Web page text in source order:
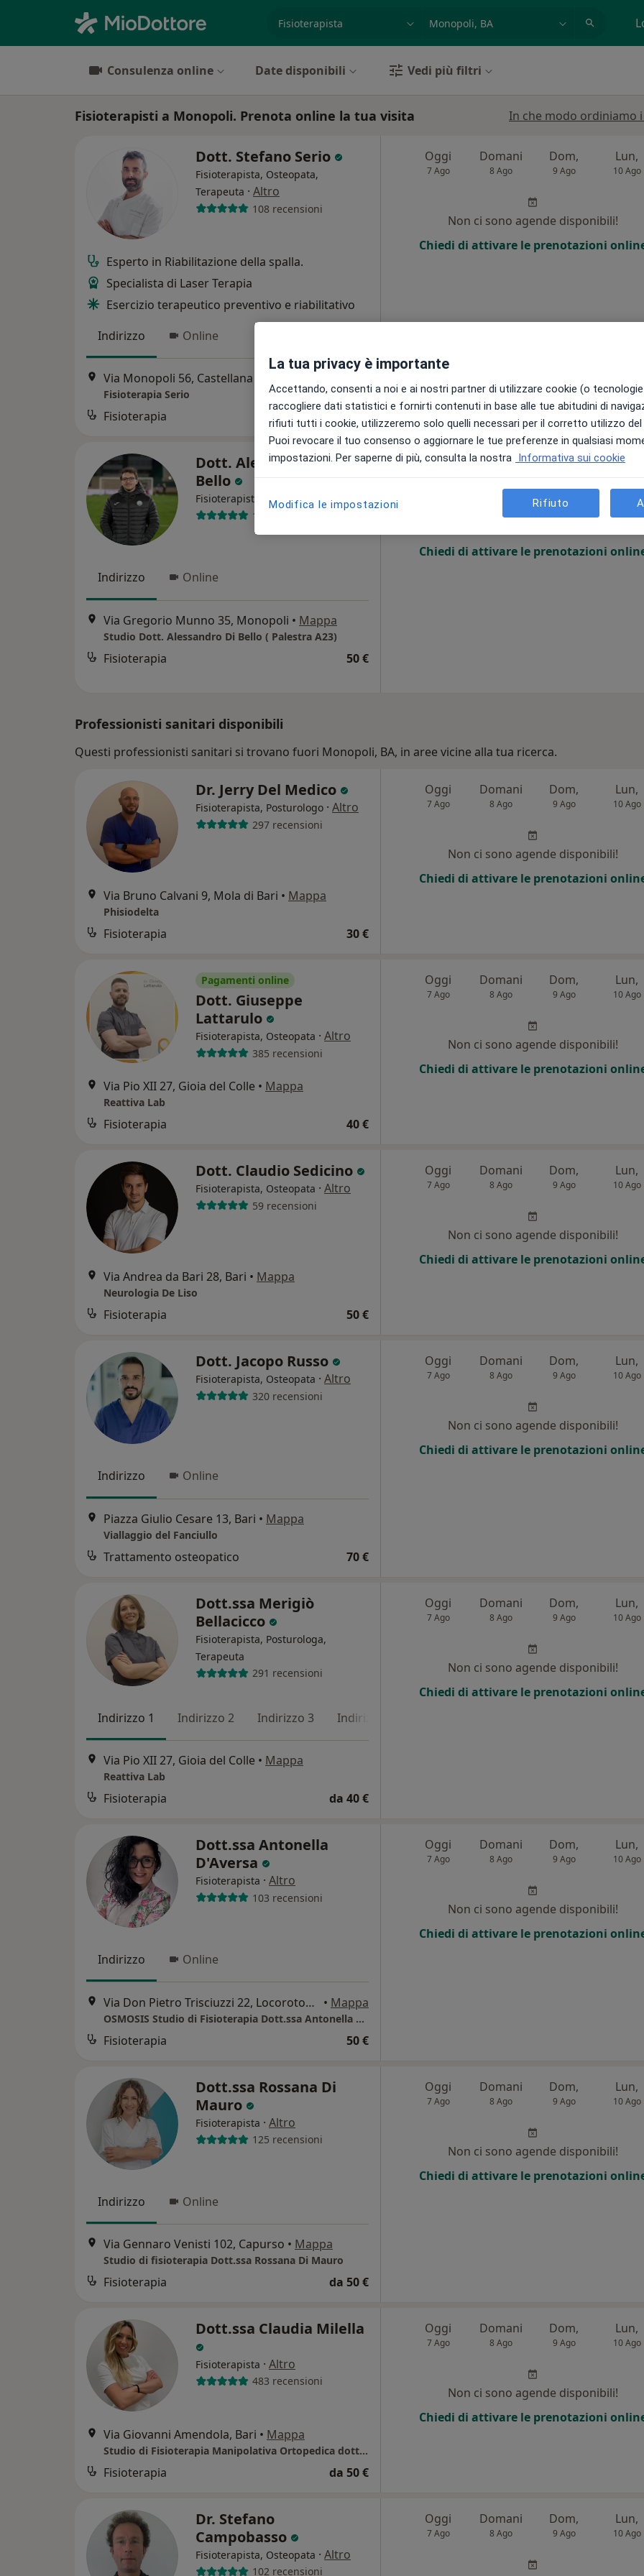
Consulenza online Date disponibili Vedi più filtri
Fisioterapisti a Monopoli. Prenota online la tua visita In che modo ordiniamo
Dott. Stefano Serio
Fisioterapista, Osteopata,
Terapeuta · Altro
108 recensioni
Esperto in Riabilitazione della spalla.
Specialista di Laser Terapia
Esercizio terapeutico preventivo e riabilitativo
Indirizzo
Online
Via Monopoli 56, Castellana Grotte
Fisioterapia Serio
Fisioterapia da 50 €
Oggi
7 Ago
Domani
8 Ago
Dom,
9 Ago
Lun,
10 Ago
Non ci sono agende disponibili!
Chiedi di attivare le prenotazioni
Dott. Alessandro Di
Bello
Fisioterapista Altro
11 recensioni
Indirizzo Online
Via Gregorio Munno 35, Monopoli • Mappa
Studio Dott. Alessandro Di Bello ( Palestra A23)
Fisioterapia 50 €
Oggi Domani Dom, Lun,
Chiedi di attivare le prenotazioni
Professionisti sanitari disponibili
Questi professionisti sanitari si trovano fuori Monopoli, BA, in aree vicine alla tua ricerca.
Dr. Jerry Del Medico
Fisioterapista, Posturologo · Altro
297 recensioni
Via Bruno Calvani 9, Mola di Bari • Mappa
Phisiodelta
Fisioterapia 30 €
Oggi
7 Ago
Domani
8 Ago
Dom,
9 Ago
Lun,
10 Ago
Non ci sono agende disponibili!
Chiedi di attivare le prenotazioni
Pagamenti online
Dott. Giuseppe
Lattarulo
Fisioterapista, Osteopata · Altro
385 recensioni
Via Pio XII 27, Gioia del Colle • Mappa
Reattiva Lab
Fisioterapia 40 €
Oggi
7 Ago
Domani
8 Ago
Dom,
9 Ago
Lun,
10 Ago
Non ci sono agende disponibili!
Chiedi di attivare le prenotazioni
Dott. Claudio Sedicino
Fisioterapista, Osteopata · Altro
59 recensioni
Via Andrea da Bari 28, Bari • Mappa
Neurologia De Liso
Fisioterapia 50 €
Oggi
7 Ago
Domani
8 Ago
Dom,
9 Ago
Lun,
10 Ago
Non ci sono agende disponibili!
Chiedi di attivare le prenotazioni
Dott. Jacopo Russo
Fisioterapista, Osteopata · Altro
320 recensioni
Indirizzo Online
Piazza Giulio Cesare 13, Bari • Mappa
Viallaggio del Fanciullo
Trattamento osteopatico 70 €
Oggi
7 Ago
Domani
8 Ago
Dom,
9 Ago
Lun,
10 Ago
Non ci sono agende disponibili!
Chiedi di attivare le prenotazioni
Dott.ssa Merigiò
Bellacicco
Fisioterapista, Posturologa,
Terapeuta
291 recensioni
Indirizzo 1 Indirizzo 2 Indirizzo 3 Indirizzo 4
Via Pio XII 27, Gioia del Colle • Mappa
Reattiva Lab
Fisioterapia da 40 €
Oggi
7 Ago
Domani
8 Ago
Dom,
9 Ago
Lun,
10 Ago
Non ci sono agende disponibili!
Chiedi di attivare le prenotazioni
Dott.ssa Antonella
D'Aversa
Fisioterapista · Altro
103 recensioni
Indirizzo Online
Via Don Pietro Trisciuzzi 22, Locorotondo • Mappa
OSMOSIS Studio di Fisioterapia Dott.ssa Antonella D'Aversa
Fisioterapia 50 €
Oggi
7 Ago
Domani
8 Ago
Dom,
9 Ago
Lun,
10 Ago
Non ci sono agende disponibili!
Chiedi di attivare le prenotazioni
Dott.ssa Rossana Di
Mauro
Fisioterapista · Altro
125 recensioni
Indirizzo Online
Via Gennaro Venisti 102, Capurso • Mappa
Studio di fisioterapia Dott.ssa Rossana Di Mauro
Fisioterapia da 50 €
Oggi
7 Ago
Domani
8 Ago
Dom,
9 Ago
Lun,
10 Ago
Non ci sono agende disponibili!
Chiedi di attivare le prenotazioni
Dott.ssa Claudia Milella
Fisioterapista · Altro
483 recensioni
Via Giovanni Amendola, Bari • Mappa
Studio di Fisioterapia Manipolativa Ortopedica dott.ssa Milella Claudia
Fisioterapia da 50 €
Oggi
7 Ago
Domani
8 Ago
Dom,
9 Ago
Lun,
10 Ago
Non ci sono agende disponibili!
Chiedi di attivare le prenotazioni
Dr. Stefano
Campobasso
Fisioterapista, Osteopata · Altro
102 recensioni
Oggi
7 Ago
Domani
8 Ago
Dom,
9 Ago
Lun,
10 Ago
La tua privacy è importante
Accettando, consenti a noi e ai nostri partner di utilizzare cookie (o
raccogliere dati statistici e fornirti contenuti in base alle tue abitudini di
rifiuti tutti i cookie, utilizzeremo solo quelli necessari per il corretto utilizzo
Puoi revocare il tuo consenso o aggiornare le tue preferenze in qualsiasi
impostazioni. Per saperne di più, consulta la nostra Informativa sui cookie
Modifica le impostazioni Rifiuto